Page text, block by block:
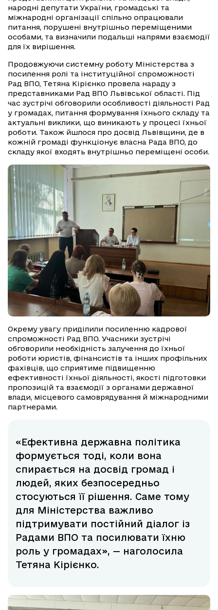
народні депутати України, громадські та
міжнародні організації спільно опрацювали
питання, порушені внутрішньо переміщеними
особами, та визначили подальші напрями взаємодії
для їх вирішення.
Продовжуючи системну роботу Міністерства з
посилення ролі та інституційної спроможності
Рад ВПО, Тетяна Кірієнко провела нараду з
представниками Рад ВПО Львівської області. Під
час зустрічі обговорили особливості діяльності Рад
у громадах, питання формування їхнього складу та
актуальні виклики, що виникають у процесі їхньої
роботи. Також йшлося про досвід Львівщини, де в
кожній громаді функціонує власна Рада ВПО, до
складу якої входять внутрішньо переміщені особи.
Окрему увагу приділили посиленню кадрової
спроможності Рад ВПО. Учасники зустрічі
обговорили необхідність залучення до їхньої
роботи юристів, фінансистів та інших профільних
фахівців, що сприятиме підвищенню
ефективності їхньої діяльності, якості підготовки
пропозицій та взаємодії з органами державної
влади, місцевого самоврядування й міжнародними
партнерами.
«Ефективна державна політика
формується тоді, коли вона
спирається на досвід громад і
людей, яких безпосередньо
стосуються її рішення. Саме тому
для Міністерства важливо
підтримувати постійний діалог із
Радами ВПО та посилювати їхню
роль у громадах», — наголосила
Тетяна Кірієнко.